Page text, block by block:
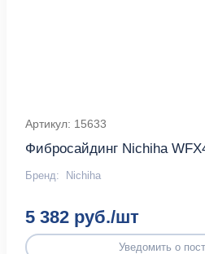
Артикул: 15633
Фибросайдинг Nichiha
Бренд: Nichiha
5 382 руб./шт
Уведомить о